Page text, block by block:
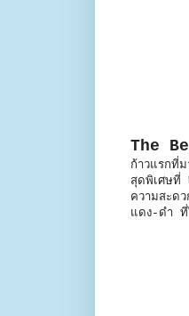
The
ก้าวแรกที่
สุดพิเศษที่
ความสะด
แดง-ดำ ที่